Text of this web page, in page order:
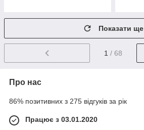
Показати ще
1 / 68
Про нас
86% позитивних з 275 відгуків за рік
Працює з 03.01.2020